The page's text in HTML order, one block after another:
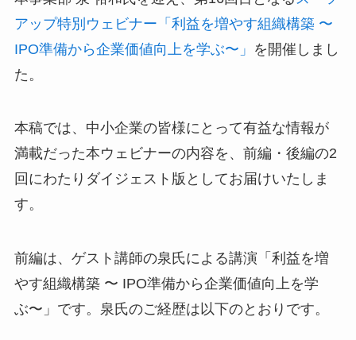
アップ特別ウェビナー「利益を増やす組織構築 〜
IPO準備から企業価値向上を学ぶ〜」 を開催しまし
た。
本稿では、中小企業の皆様にとって有益な情報が
満載だった本ウェビナーの内容を、前編・後編の2
回にわたりダイジェスト版としてお届けいたしま
す。
前編は、ゲスト講師の泉氏による講演「利益を増
やす組織構築 〜 IPO準備から企業価値向上を学
ぶ〜」です。泉氏のご経歴は以下のとおりです。